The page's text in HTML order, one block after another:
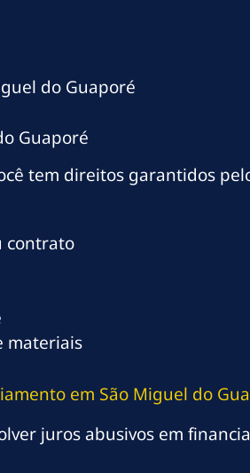
do Guaporé
Guaporé
tem direitos garantidos
contrato
materiais
em São Miguel do
juros abusivos em